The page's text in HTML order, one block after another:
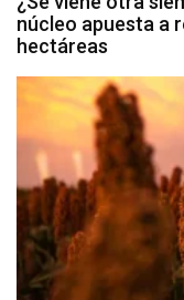
núcleo apuesta a
hectáreas